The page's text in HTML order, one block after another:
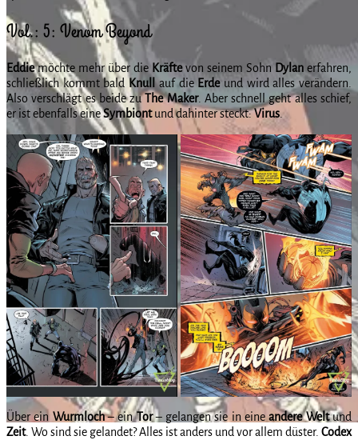
Vol.: 5: Venom Beyond
Eddiemöchte mehr über die Kräftevon seinem Sohn Dylan erfahren,
schließlich kommt baldKnullauf die Erdeund wird alles verändern.
Also verschlägt es beide zuThe Maker. Aber schnell geht alles schief,
er ist ebenfalls eineSymbiontund dahinter steckt:Virus
Über ein Wurmloch– einTor– gelangen sie in eineandere Weltund
Zeit. Wo sind sie gelandet? Alles ist anders und vor allem düster. Codex